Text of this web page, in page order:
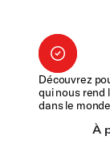
Découvrez
qui nous rend
dans le